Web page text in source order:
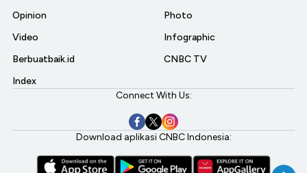
Opinion
Video
Berbuatbaik.id
Index
Photo
Infographic
CNBC TV
Connect With Us:
Download aplikasi CNBC Indonesia: